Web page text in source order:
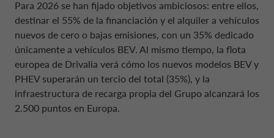
Para 2026 se han fijado objetivos ambiciosos: entre ellos,
destinar el 55% de la financiación y el alquiler a vehículos
nuevos de cero o bajas emisiones, con un 35% dedicado
únicamente a vehículos BEV. Al mismo tiempo, la flota
europea de Drivalia verá cómo los nuevos modelos BEV y
PHEV superarán un tercio del total (35%), y la
infraestructura de recarga propia del Grupo alcanzará los
2.500 puntos en Europa.